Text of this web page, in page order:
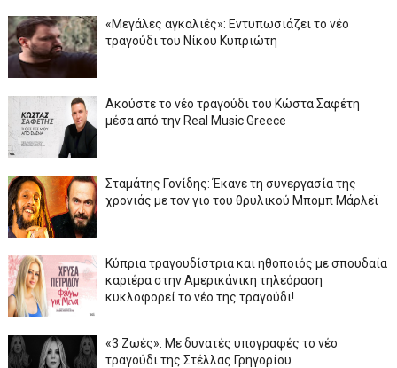
«Μεγάλες αγκαλιές»: Εντυπωσιάζει το νέο
τραγούδι του Νίκου Κυπριώτη
Ακούστε το νέο τραγούδι του Κώστα Σαφέτη
μέσα από την Real Music Greece
Σταμάτης Γονίδης: Έκανε τη συνεργασία της
χρονιάς με τον γιο του θρυλικού Μπομπ Μάρλεϊ
Κύπρια τραγουδίστρια και ηθοποιός με σπουδαία
καριέρα στην Αμερικάνικη τηλεόραση
κυκλοφορεί το νέο της τραγούδι!
«3 Ζωές»: Με δυνατές υπογραφές το νέο
τραγούδι της Στέλλας Γρηγορίου